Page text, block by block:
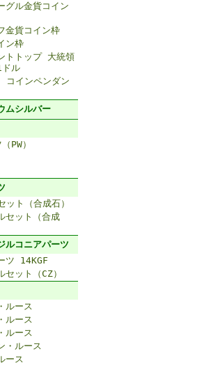
グル金貨コイン
金貨コイン枠
ン枠
トトップ 大統領
ドル
コインペンダン
ムシルバー
PW）
ト（合成石）
セット（合成
ルコニアパーツ
ツ 14KGF
ット（CZ）
ルース
ルース
ルース
・ルース
ース